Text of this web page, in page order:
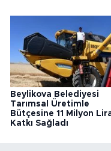
Beylikova Belediyesi
Tarımsal Üretimle
Bütçesine 11 Milyon
Katkı Sağladı